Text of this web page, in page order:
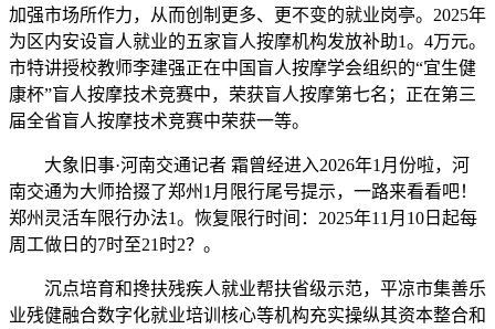
加强市场所作力，从而创制更多、更不变的就业岗亭。2025年
为区内安设盲人就业的五家盲人按摩机构发放补助1。4万元。
市特讲授校教师李建强正在中国盲人按摩学会组织的“宜生健
康杯”盲人按摩技术竞赛中，荣获盲人按摩第七名；正在第三
届全省盲人按摩技术竞赛中荣获一等。
大象旧事·河南交通记者 霜曾经进入2026年1月份啦，河
南交通为大师拾掇了郑州1月限行尾号提示，一路来看看吧！
郑州灵活车限行办法1。恢复限行时间：2025年11月10日起每
周工做日的7时至21时2？。
沉点培育和搀扶残疾人就业帮扶省级示范，平凉市集善乐
业残健融合数字化就业培训核心等机构充实操纵其资本整合和